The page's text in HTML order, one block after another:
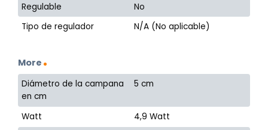
Regulable
No
Tipo de regulador
N/A (No aplicable)
More
Diámetro de la campana
en cm
5 cm
Watt
4,9 Watt